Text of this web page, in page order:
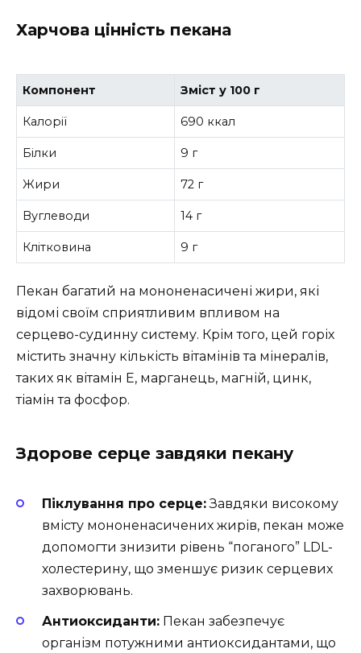
Харчова цінність пекана
Компонент Зміст у 100 г
Калорії 690 ккал
Білки 9 г
Жири 72 г
Вуглеводи 14 г
Клітковина 9 г
Пекан багатий на мононенасичені жири, які
відомі своїм сприятливим впливом на
серцево-судинну систему. Крім того, цей горіх
містить значну кількість вітамінів та мінералів,
таких як вітамін Е, марганець, магній, цинк,
тіамін та фосфор.
Здорове серце завдяки пекану
Піклування про серце:Завдяки високому
вмісту мононенасичених жирів, пекан може
допомогти знизити рівень “поганого” LDL-
холестерину, що зменшує ризик серцевих
захворювань.
Антиоксиданти: Пекан забезпечує
організм потужними антиоксидантами, що